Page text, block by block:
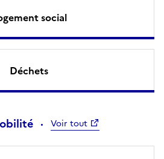
social
Déchets
Voir tout